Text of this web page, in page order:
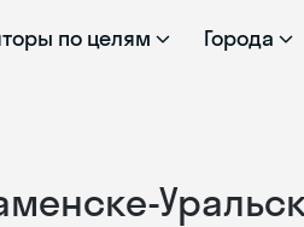
по целям Города